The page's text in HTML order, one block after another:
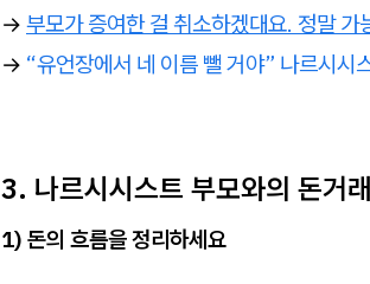
→ 부모가 증여한 걸 취소하겠대요. 정말 가
→ “유언장에서 네 이름 뺄 거야” 나르시시
3. 나르시시스트 부모와의 돈거
1) 돈의 흐름을 정리하세요